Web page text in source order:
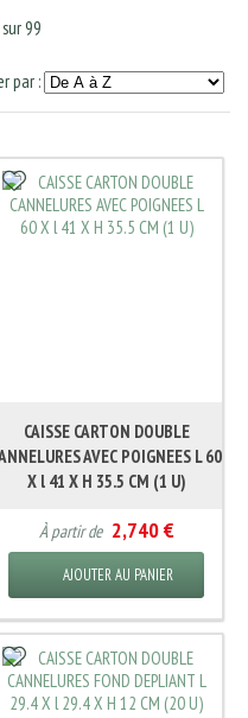
99
par :
CAISSE CARTON DOUBLE
AVEC POIGNEES L 60
X l 41 X H 35.5 CM (1 U)
À partir de 2,740 €
AJOUTER AU PANIER